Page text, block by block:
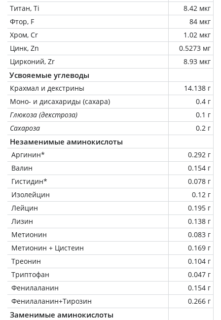
Титан, Ti
8.42 мкг
Фтор, F
84 мкг
Хром, Cr
1.02 мкг
Цинк, Zn
0.5273 мг
Цирконий, Zr
8.93 мкг
Усвояемые углеводы
Крахмал и декстрины
14.138 г
Моно- и дисахариды (сахара)
0.4 г
Глюкоза (декстроза)
0.1 г
Сахароза
0.2 г
Незаменимые аминокислоты
Аргинин*
0.292 г
Валин
0.154 г
Гистидин*
0.078 г
Изолейцин
0.12 г
Лейцин
0.195 г
Лизин
0.138 г
Метионин
0.083 г
Метионин + Цистеин
0.169 г
Треонин
0.104 г
Триптофан
0.047 г
Фенилаланин
0.154 г
Фенилаланин+Тирозин
0.266 г
Заменимые аминокислоты